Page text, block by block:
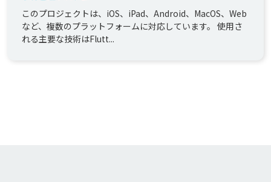
このプロジェクトは、iOS、iPad、Android、MacOS、Web
など、複数のプラットフォームに対応しています。 使用さ
れる主要な技術はFlutt...